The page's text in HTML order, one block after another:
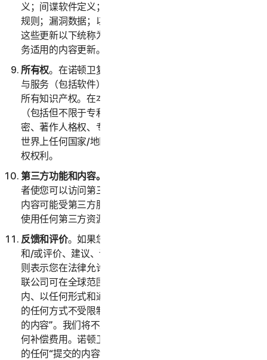
义；间谍软件定义；反垃圾邮件规则；URL 清单；防火墙
规则；漏洞数据；以及经过身份验证的网页的更新列表；
这些更新以下统称为“内容更新”。您在订购期内将获取服
务适用的内容更新。
所有权。在诺顿卫复客与您之间，诺顿卫复客拥有并保留
与服务（包括软件）有关的所有权利、权属和利益，包括
所有知识产权。在本 LSA 中，“
（包括但不限于专利申请和公告）、发明、版权、商业秘
密、著作人格权、专有技术、数据和数据库权利，以及在
世界上任何国家/地区或司法辖区公认的任何其他知识产
权权利。
第三方功能和内容。
者使您可以访问第三方网站上的内容。这些功能、特性或
内容可能受第三方服务条款和隐私政策的约束。您确认对
使用任何第三方资源全权负责，并承担所有风险。
反馈和评价。如果您向诺顿卫复客提交与服务有关的反馈
和/或评价、建议、评论或想法（以下称“
则表示您在法律允许的最大范围内授权诺顿卫复客及其关
联公司可在全球范围内和这些内容的知识产权保护期限
内、以任何形式和通过任何媒介、以诺顿卫复客认为合适
的任何方式不受限制地使用、复制、拷贝和翻译您“提交
的内容”。我们将不支付与使用您的“提交的内容”有关的任
何补偿费用。诺顿卫复客没有义务发布或使用您可能提供
的任何“提交的内容”，并且诺顿卫复客可以经自行决定随